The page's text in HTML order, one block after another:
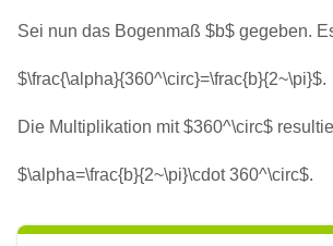
Sei nun das Bogenmaß $b$ gegeben.
$\frac{\alpha}{360^\circ}=\frac{b}{2~\pi}$.
Die Multiplikation mit $360^\circ$
$\alpha=\frac{b}{2~\pi}\cdot 360^\circ$.